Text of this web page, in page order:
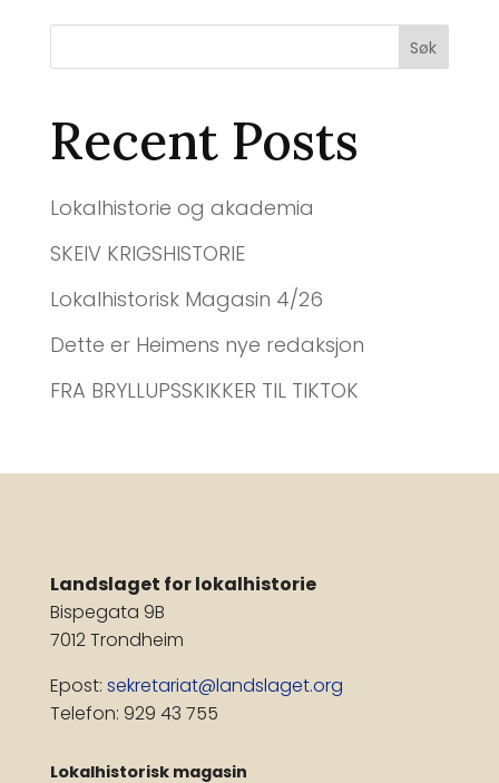
Søk
Recent Posts
Lokalhistorie og akademia
SKEIV KRIGSHISTORIE
Lokalhistorisk Magasin 4/26
Dette er Heimens nye redaksjon
FRA BRYLLUPSSKIKKER TIL TIKTOK
Landslaget for lokalhistorie
Bispegata 9B
7012 Trondheim
Epost: sekretariat@landslaget.org
Telefon: 929 43 755
Lokalhistorisk magasin